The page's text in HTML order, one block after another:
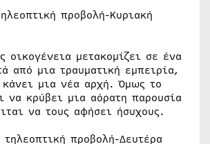
προβολή-Κυριακή
οικογένεια μετακομίζει σε ένα
από μια τραυματική εμπειρία,
κάνει μια νέα αρχή. Όμως το
να κρύβει μια αόρατη παρουσία
να τους αφήσει ήσυχους.
τηλεοπτική προβολή-Δευτέρα